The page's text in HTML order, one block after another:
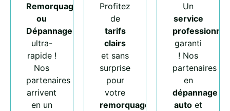
Remorquage
ou
Dépannage
ultra-
rapide !
Nos
partenaires
arrivent
en un
Profitez
de
tarifs
clairs
et sans
surprise
pour
votre
remorquage
Un
service
professionnel
garanti
! Nos
partenaires
en
dépannage
auto et